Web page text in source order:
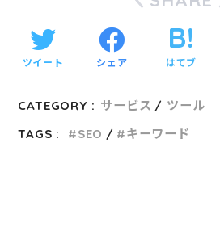
ツイート シェア はてブ
CATEGORY : サービス
ツール
TAGS :
SEO キーワード